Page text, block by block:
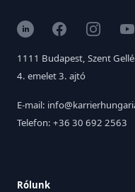
LinkedInFacebookInstagram
1111 Budapest, Szent
4. emelet 3. ajtó
E-mail:
Telefon: +36 30 692 2563
Rólunk